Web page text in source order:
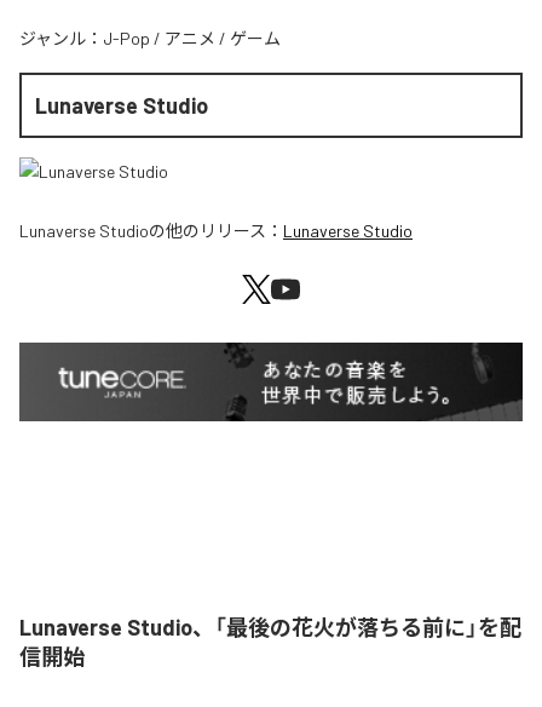
ジャンル： J-Pop / アニメ / ゲーム
Lunaverse Studio
Lunaverse Studioの他のリリース： Lunaverse Studio
Lunaverse Studio、「最後の花火が落ちる前に」を配
信開始